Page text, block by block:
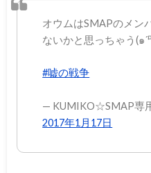
オウムはSMAPのメン
ないかと思っちゃう(๑´
#嘘の戦争
— KUMIKO☆SMAP専
2017年1月17日